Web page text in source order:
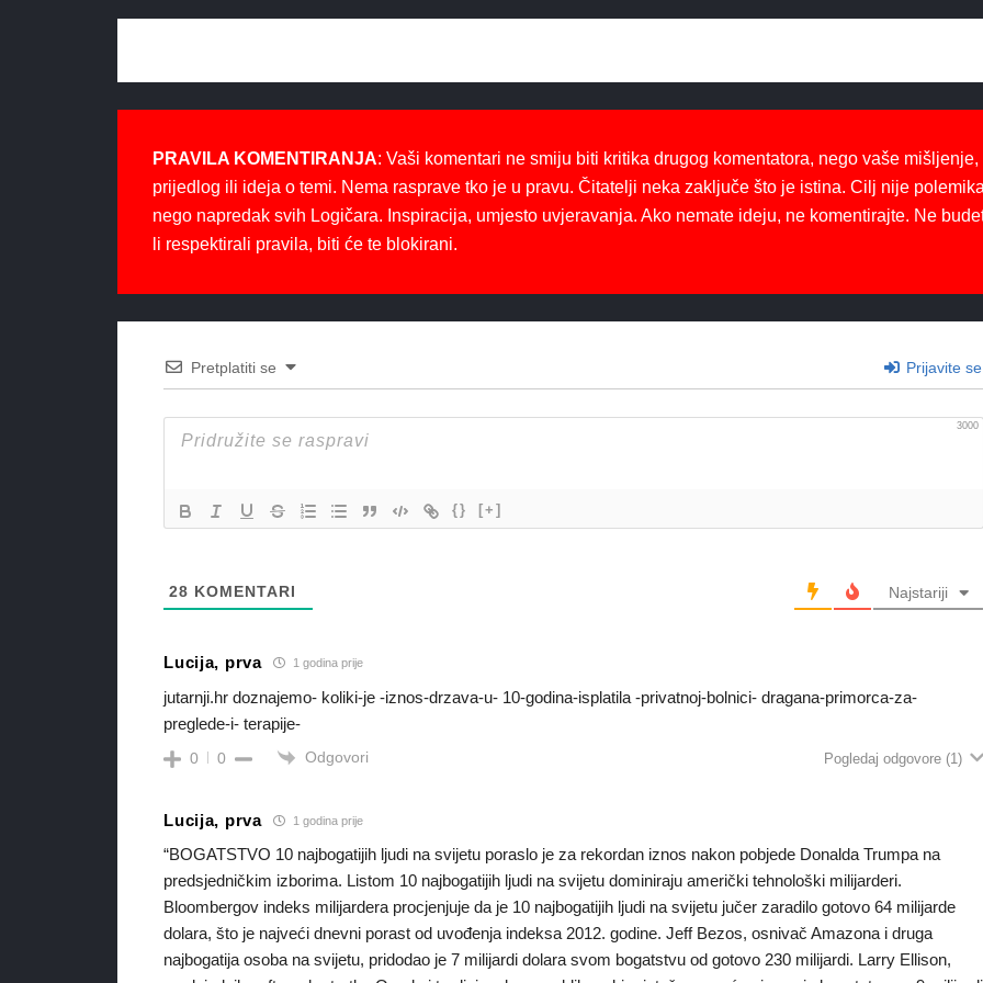
PRAVILA KOMENTIRANJA: Vaši komentari ne smiju biti kritika drugog komentatora, nego vaše mišljenje,
prijedlog ili ideja o temi. Nema rasprave tko je u pravu. Čitatelji neka zaključe što je istina. Cilj nije
nego napredak svih Logičara. Inspiracija, umjesto uvjeravanja. Ako nemate ideju, ne komentirajte. Ne
li respektirali pravila, biti će te blokirani.
Pretplatiti se Prijavite se
3000
{} [+]
28 KOMENTARI Najstariji
Lucija, prva 1 godina prije
jutarnji.hr doznajemo- koliki-je -iznos-drzava-u- 10-godina-isplatila -privatnoj-bolnici- dragana-primorca-za-
preglede-i- terapije-
0 0 Odgovori Pogledaj odgovore (1)
Lucija, prva 1 godina prije
“BOGATSTVO 10 najbogatijih ljudi na svijetu poraslo je za rekordan iznos nakon pobjede Donalda Trumpa na
predsjedničkim izborima. Listom 10 najbogatijih ljudi na svijetu dominiraju američki tehnološki milijarderi.
Bloombergov indeks milijardera procjenjuje da je 10 najbogatijih ljudi na svijetu jučer zaradilo gotovo 64 milijarde
dolara, što je najveći dnevni porast od uvođenja indeksa 2012. godine. Jeff Bezos, osnivač Amazona i druga
najbogatija osoba na svijetu, pridodao je 7 milijardi dolara svom bogatstvu od gotovo 230 milijardi. Larry Ellison,